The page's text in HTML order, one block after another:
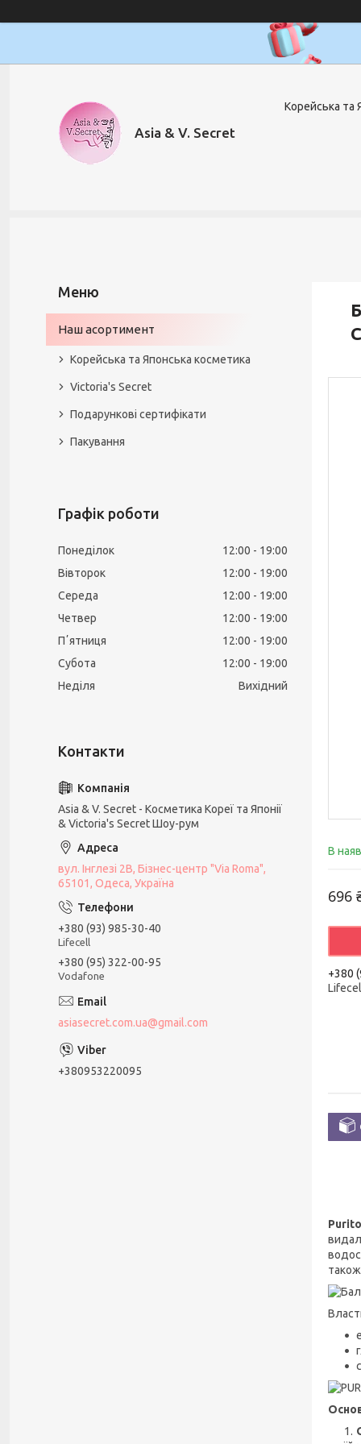
Asia & V. Secret
Корейська та
В
696
+380
Наш асортимент
Корейська та Японська косметика
Victoria's Secret
Подарункові сертифікати
Пакування
Графік роботи
Понеділок 12:00
19:00
Вівторок
12:00
19:00
Середа
12:00
19:00
Четвер
12:00
19:00
Пʼятниця
12:00
19:00
Субота
12:00
19:00
Неділя
Вихідний
Asia & V. Secret - Косметика Кореї та Японії
& Victoria's Secret Шоу-рум
вул. Інглезі 2В, Бізнес-центр "Via Roma",
65101, Одеса, Україна
+380 (93) 985-30-40
Lifecell
+380 (95) 322-00-95
Vodafone
asiasecret.com.ua@gmail.com
+380953220095